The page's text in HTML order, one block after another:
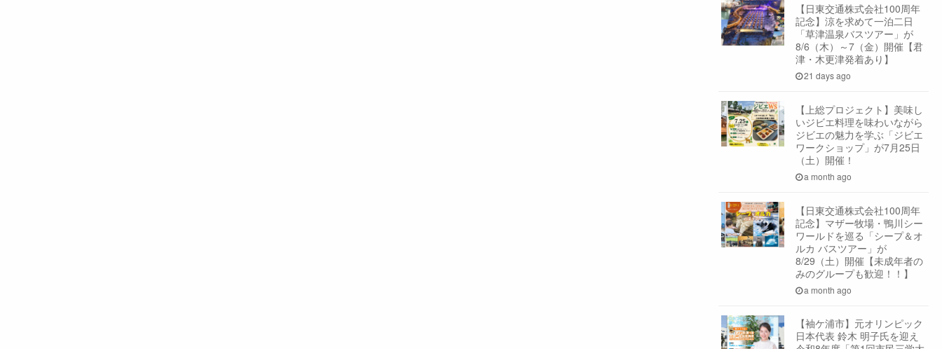
【日東交通株式会社100周年
記念】涼を求めて一泊二日
「草津温泉バスツアー」が
8/6（木）～7（金）開催【君
津・木更津発着あり】
21 days ago
【上総プロジェクト】美味し
いジビエ料理を味わいながら
ジビエの魅力を学ぶ「ジビエ
ワークショップ」が7月25日
（土）開催！
a month ago
【日東交通株式会社100周年
記念】マザー牧場・鴨川シー
ワールドを巡る「シープ＆オ
ルカ バスツアー」が
8/29（土）開催【未成年者の
みのグループも歓迎！！】
a month ago
【袖ケ浦市】元オリンピック
日本代表 鈴木 明子氏を迎え